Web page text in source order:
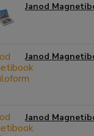
Janod
Janod
Janod